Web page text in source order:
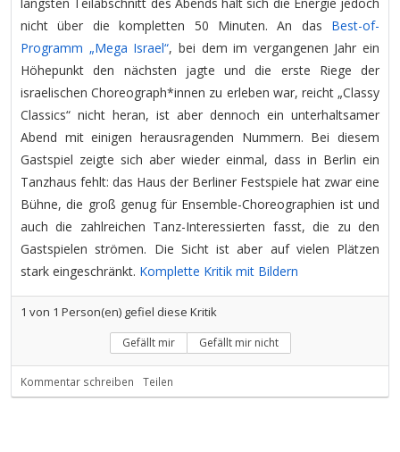
nicht über die kompletten 50 Minuten. An das Best-of-
Programm „Mega Israel“, bei dem im vergangenen Jahr ein
Höhepunkt den nächsten jagte und die erste Riege der
israelischen Choreograph*innen zu erleben war, reicht „Classy
Classics“ nicht heran, ist aber dennoch ein unterhaltsamer
Abend mit einigen herausragenden Nummern. Bei diesem
Gastspiel zeigte sich aber wieder einmal, dass in Berlin ein
Tanzhaus fehlt: das Haus der Berliner Festspiele hat zwar eine
Bühne, die groß genug für Ensemble-Choreographien ist und
auch die zahlreichen Tanz-Interessierten fasst, die zu den
Gastspielen strömen. Die Sicht ist aber auf vielen Plätzen
stark eingeschränkt. Komplette Kritik mit Bildern
1 von 1 Person(en) gefiel diese Kritik
Gefällt mir Gefällt mir nicht
Kommentar schreiben Teilen